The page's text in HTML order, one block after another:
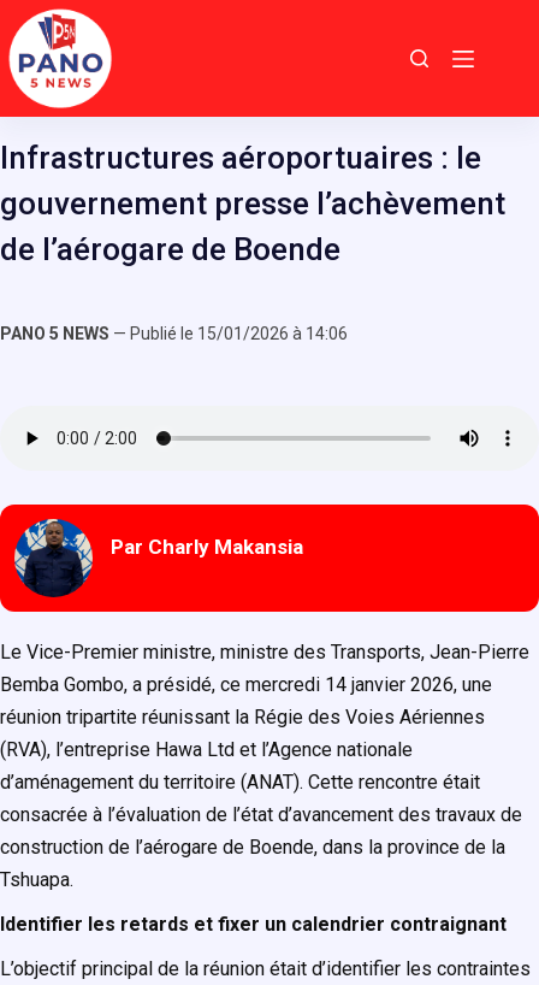
Passer
au
contenu
Infrastructures aéroportuaires : le
gouvernement presse l’achèvement
de l’aérogare de Boende
PANO 5 NEWS — Publié le 15/01/2026 à 14:06
Par Charly Makansia
Le Vice-Premier ministre, ministre des Transports, Jean-Pierre
Bemba Gombo, a présidé, ce mercredi 14 janvier 2026, une
réunion tripartite réunissant la Régie des Voies Aériennes
(RVA), l’entreprise Hawa Ltd et l’Agence nationale
d’aménagement du territoire (ANAT). Cette rencontre était
consacrée à l’évaluation de l’état d’avancement des travaux de
construction de l’aérogare de Boende, dans la province de la
Tshuapa.
Identifier les retards et fixer un calendrier contraignant
L’objectif principal de la réunion était d’identifier les contraintes